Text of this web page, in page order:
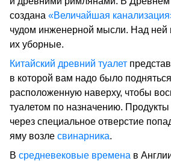
создана «Величайшая
чудом инженерной мысли. Над ней
их уборные.
Китайский древний туалет
в которой вам надо было
расположенную наверху, чтобы
туалетом по назначению. Продукты
через специальное отверстие
яму возле свинарника.
В средневековые времена в